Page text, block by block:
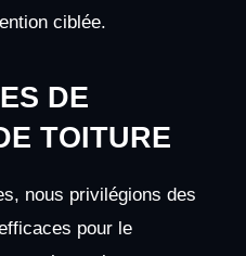
ciblée.
DE
TOITURE
nous privilégions des
pour le